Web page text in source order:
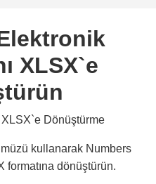
XLSX`e
Dönüştürme
kullanarak Numbers
formatına dönüştürün.